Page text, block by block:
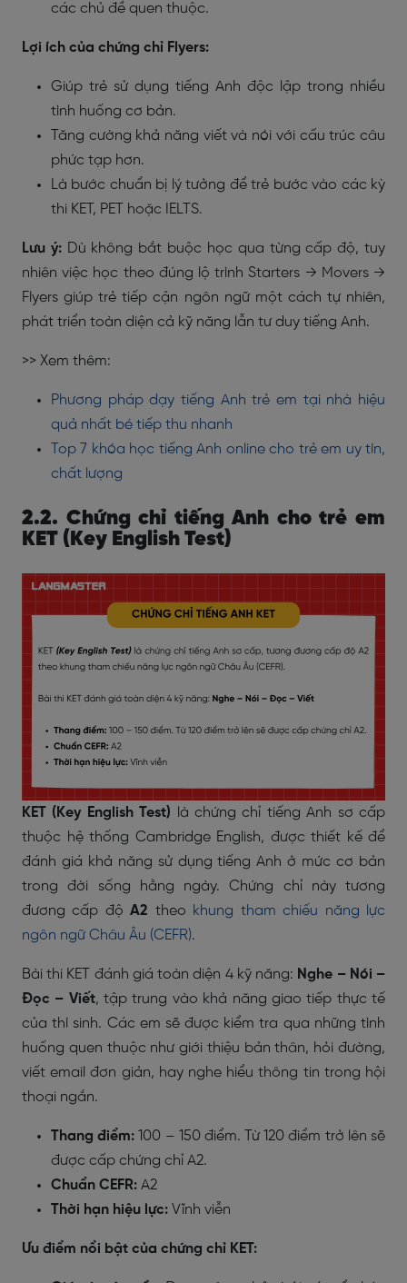
các chủ đề quen thuộc.
Lợi ích của chứng chỉ Flyers:
Giúp trẻ sử dụng tiếng Anh độc lập trong nhiều
tình huống cơ bản.
Tăng cường khả năng viết và nói với cấu trúc câu
phức tạp hơn.
Là bước chuẩn bị lý tưởng để trẻ bước vào các kỳ
thi KET, PET hoặc IELTS.
Lưu ý:Dù không bắt buộc học qua từng cấp độ, tuy
nhiên việc học theo đúng lộ trình Starters → Movers →
Flyers giúp trẻ tiếp cận ngôn ngữ một cách tự nhiên,
phát triển toàn diện cả kỹ năng lẫn tư duy tiếng Anh.
>> Xem thêm:
Phương pháp dạy tiếng Anh trẻ em tại nhà hiệu
quả nhất bé tiếp thu nhanh
Top 7 khóa học tiếng Anh online cho trẻ em uy tín,
chất lượng
2.2. Chứng chỉ tiếng Anh cho trẻ em
KET (Key English Test)
KET (Key English Test) là chứng chỉ tiếng Anh sơ cấp
thuộc hệ thống Cambridge English, được thiết kế để
đánh giá khả năng sử dụng tiếng Anh ở mức cơ bản
trong đời sống hằng ngày. Chứng chỉ này tương
đương cấp độA2 theo khung tham chiếu năng lực
ngôn ngữ Châu Âu (CEFR).
Bài thi KET đánh giá toàn diện 4 kỹ năng: Nghe – Nói –
Đọc – Viết, tập trung vào khả năng giao tiếp thực tế
của thí sinh. Các em sẽ được kiểm tra qua những tình
huống quen thuộc như giới thiệu bản thân, hỏi đường,
viết email đơn giản, hay nghe hiểu thông tin trong hội
thoại ngắn.
Thang điểm: 100 – 150 điểm. Từ 120 điểm trở lên sẽ
được cấp chứng chỉ A2.
Chuẩn CEFR: A2
Thời hạn hiệu lực: Vĩnh viễn
Ưu điểm nổi bật của chứng chỉ KET: